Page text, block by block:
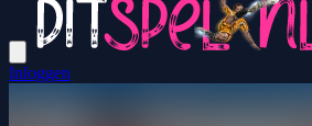
Inloggen